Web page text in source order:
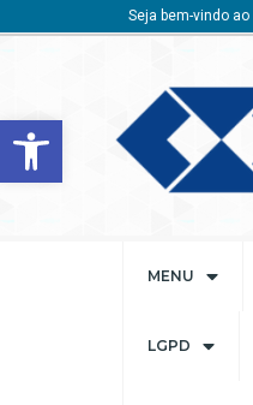
Barra de Ferramentas Aberta
Seja bem-vindo ao
MENU
LGPD